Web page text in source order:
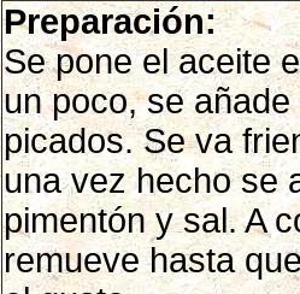
Preparación:
Se pone el aceite
un poco, se
picados. Se va
una vez hecho se
pimentón y sal. A
remueve hasta